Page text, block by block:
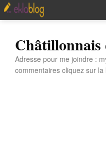
Châtillonnais
Adresse pour me joindre :
commentaires cliquez sur